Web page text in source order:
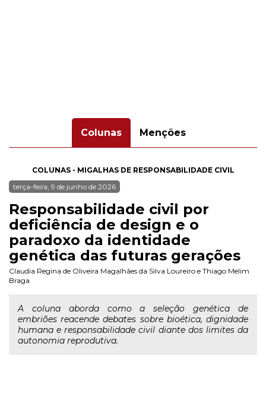
Colunas Menções
COLUNAS - MIGALHAS DE RESPONSABILIDADE CIVIL
terça-feira, 9 de junho de 2026
Responsabilidade civil por
deficiência de design e o
paradoxo da identidade
genética das futuras gerações
Claudia Regina de Oliveira Magalhães da Silva Loureiro e Thiago Melim
Braga
A coluna aborda como a seleção genética de
embriões reacende debates sobre bioética, dignidade
humana e responsabilidade civil diante dos limites da
autonomia reprodutiva.